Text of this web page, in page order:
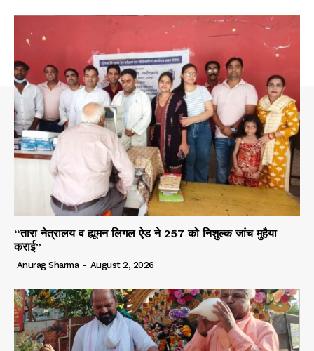
“तारा नेत्रालय व ह्यूमन लिगल ऐड ने 257 को निशुल्क जांच मुहैया
कराई”
Anurag Sharma - August 2, 2026